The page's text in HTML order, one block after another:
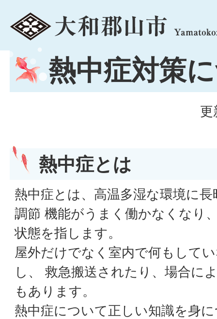
menu
熱中症対策
更
熱中症とは
熱中症とは、高温多湿な環境に
調節 機能がうまく働かなくなり
状態を指します。
屋外だけでなく室内で何もして
し、 救急搬送されたり、場合に
もあります。
熱中症について正しい知識を身